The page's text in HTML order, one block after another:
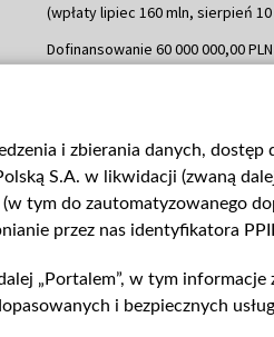
(wpłaty lipiec 160 mln, sierpień 10
Dofinansowanie 60 000 000,00 PLN
Data podpisania umowy:
(wpłata wrzesień 100 mln,
mln, listopad 265 mln)
Dofinansowanie 48 862 000,00 PLN
(wpłata grudzień 60,548 mln)
i zbierania danych,
S.A. w likwidacji (zwaną
tym do zautomatyzowanego
przez nas identyfikatora
„Portalem”, w tym
i bezpiecznych